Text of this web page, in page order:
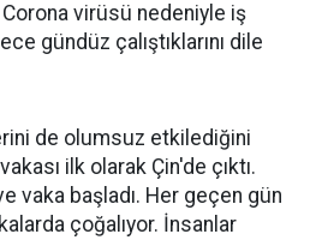
virüsü nedeniyle iş
gündüz çalıştıklarını dile
de olumsuz etkilediğini
ilk olarak Çin'de çıktı.
vaka başladı. Her geçen gün
çoğalıyor. İnsanlar